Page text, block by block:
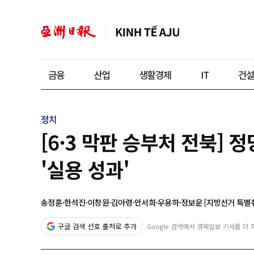
금융 산업 생활경제 IT 건설
정치
[6·3 막판 승부처 전북]
'실용 성과'
송정훈·한석진·이창원·김아령·안서희·우용하·정보운 [지방선거 특
구글 검색 선호 출처로 추가 Google 검색에서 경제일보 기사를 더